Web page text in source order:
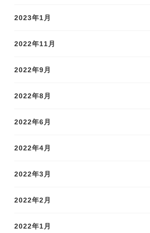
2023年1月
2022年11月
2022年9月
2022年8月
2022年6月
2022年4月
2022年3月
2022年2月
2022年1月